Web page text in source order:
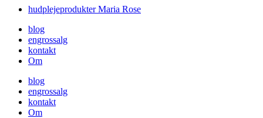
hudplejeprodukter Maria Rose
blog
engrossalg
kontakt
Om
blog
engrossalg
kontakt
Om